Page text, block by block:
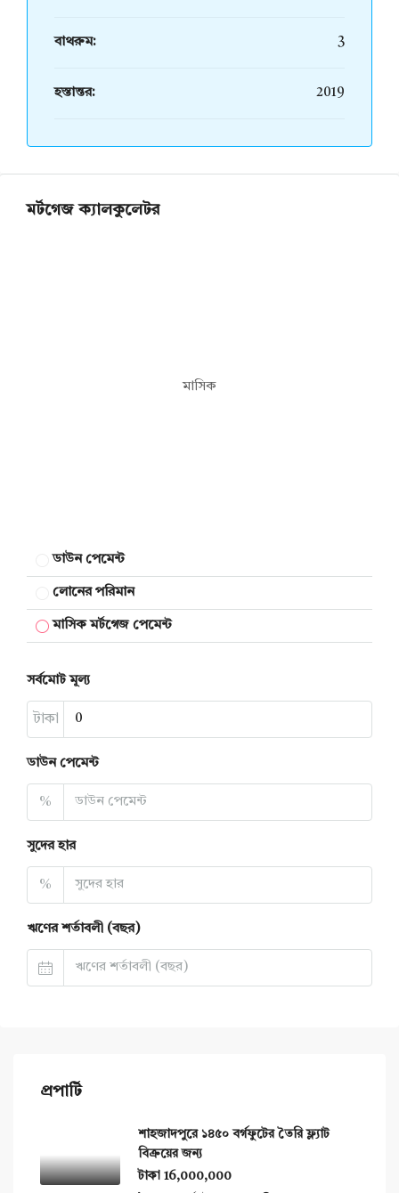
বাথরুম: 3
হস্তান্তর: 2019
মর্টগেজ ক্যালকুলেটর
মাসিক
ডাউন পেমেন্ট
লোনের পরিমান
মাসিক মর্টগেজ পেমেন্ট
সর্বমোট মূল্য
টাকা
ডাউন পেমেন্ট
%
সুদের হার
%
ঋণের শর্তাবলী (বছর)
প্রপার্টি
শাহজাদপুরে ১৪৫০ বর্গফুটের তৈরি ফ্ল্যাট
বিক্রয়ের জন্য
টাকা 16,000,000